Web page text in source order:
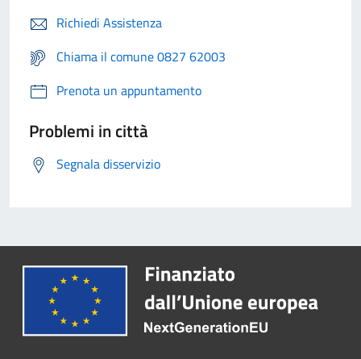
Richiedi Assistenza
Chiama il comune 0827 62003
Prenota un appuntamento
Problemi in città
Segnala disservizio